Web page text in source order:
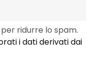
ridurre lo spam.
i dati derivati dai